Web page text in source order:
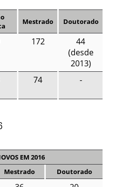
Mestrado Doutorado
172
44
(desde
2013)
74 -
EM 2016
Mestrado Doutorado